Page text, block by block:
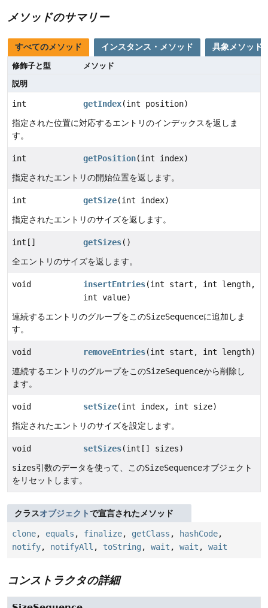
メソッドのサマリー
すべてのメソッド インスタンス・メソッド 具象メソッド
修飾子と型
メソッド
説明
int getIndex(int position)
指定された位置に対応するエントリのインデックスを返しま
す。
int getPosition(int index)
指定されたエントリの開始位置を返します。
int getSize(int index)
指定されたエントリのサイズを返します。
int[] getSizes()
全エントリのサイズを返します。
void insertEntries(int start, int length,
int value)
連続するエントリのグループをこのSizeSequenceに追加しま
す。
void removeEntries(int start, int length)
連続するエントリのグループをこのSizeSequenceから削除し
ます。
void setSize(int index, int size)
指定されたエントリのサイズを設定します。
void setSizes(int[] sizes)
sizes引数のデータを使って、このSizeSequenceオブジェクト
をリセットします。
クラスオブジェクトで宣言されたメソッド
clone, equals , finalize, getClass , hashCode,
notify, notifyAll , toString , wait , wait , wait
コンストラクタの詳細